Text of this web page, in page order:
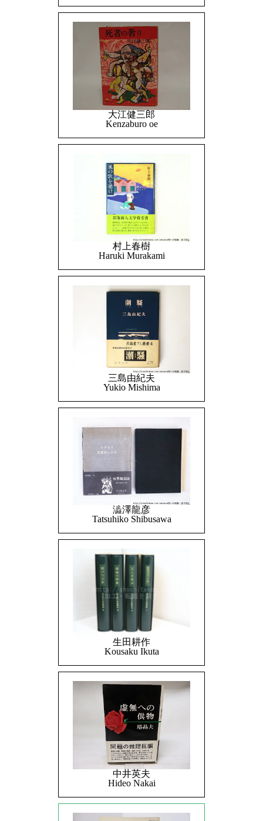
大江健三郎
Kenzaburo oe
村上春樹
Haruki Murakami
三島由紀夫
Yukio Mishima
澁澤龍彦
Tatsuhiko Shibusawa
生田耕作
Kousaku Ikuta
中井英夫
Hideo Nakai